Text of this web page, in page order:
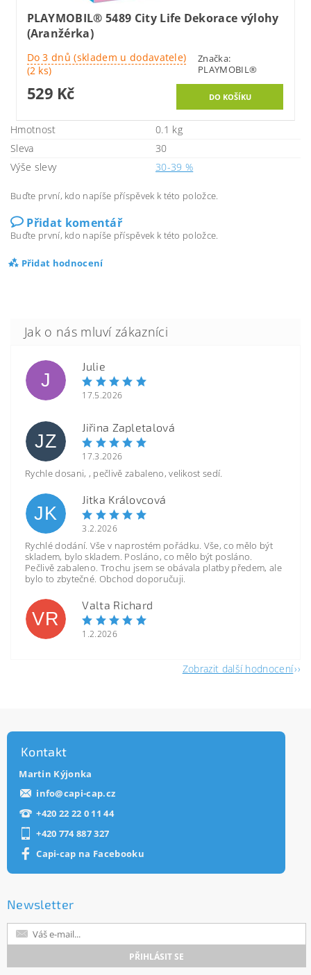
PLAYMOBIL® 5489 City Life Dekorace výlohy
(Aranžérka)
Do 3 dnů (skladem u dodavatele)
(2 ks)
Značka:
PLAYMOBIL®
529 Kč
Hmotnost
0.1 kg
Sleva
30
Výše slevy
30-39 %
Buďte první, kdo napíše příspěvek k této položce.
Přidat komentář
Buďte první, kdo napíše příspěvek k této položce.
Přidat hodnocení
J
Julie
17.5.2026
JZ
Jiřina Zapletalová
17.3.2026
Rychle dosani, , pečlivě zabaleno, velikost sedí.
JK
Jitka Královcová
3.2.2026
Rychlé dodání. Vše v naprostém pořádku. Vše, co mělo být
skladem, bylo skladem. Posláno, co mělo být posláno.
Pečlivě zabaleno. Trochu jsem se obávala platby předem, ale
bylo to zbytečné. Obchod doporučuji.
VR
Valta Richard
1.2.2026
Zobrazit další hodnocení
Kontakt
Martin Kýjonka
info@capi-cap.cz
+420 22 22 0 11 44
+420 774 887 327
Capi-cap na Facebooku
Newsletter